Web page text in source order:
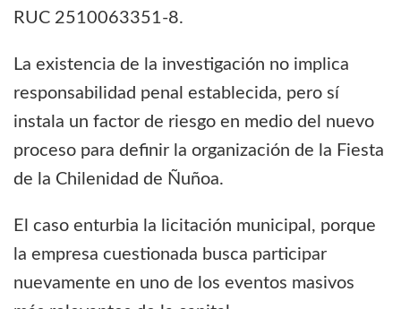
RUC 2510063351-8.
La existencia de la investigación no implica
responsabilidad penal establecida, pero sí
instala un factor de riesgo en medio del nuevo
proceso para definir la organización de la Fiesta
de la Chilenidad de Ñuñoa.
El caso enturbia la licitación municipal, porque
la empresa cuestionada busca participar
nuevamente en uno de los eventos masivos